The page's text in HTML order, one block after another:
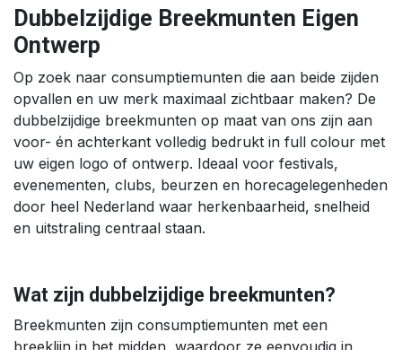
Dubbelzijdige Breekmunten Eigen
Ontwerp
Op zoek naar consumptiemunten die aan beide zijden
opvallen en uw merk maximaal zichtbaar maken? De
dubbelzijdige breekmunten op maat van ons zijn aan
voor- én achterkant volledig bedrukt in full colour met
uw eigen logo of ontwerp. Ideaal voor festivals,
evenementen, clubs, beurzen en horecagelegenheden
door heel Nederland waar herkenbaarheid, snelheid
en uitstraling centraal staan.
Wat zijn dubbelzijdige breekmunten?
Breekmunten zijn consumptiemunten met een